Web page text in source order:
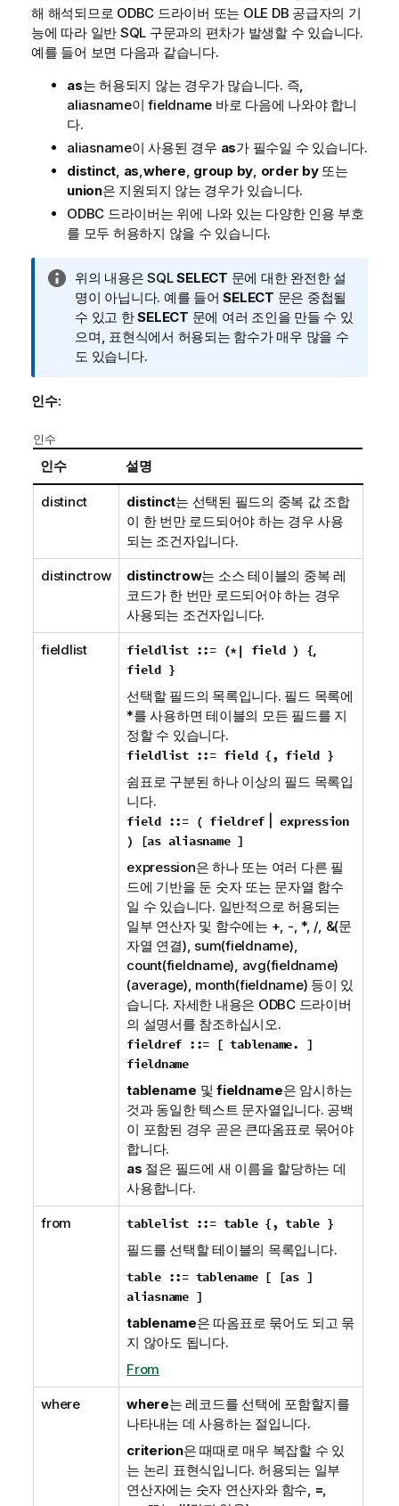
해 해석되므로 ODBC 드라이버 또는 OLE DB 공급자의 기
능에 따라 일반 SQL 구문과의 편차가 발생할 수 있습니다.
예를 들어 보면 다음과 같습니다.
as는 허용되지 않는 경우가 많습니다. 즉,
aliasname이fieldname 바로 다음에 나와야 합니
다.
aliasname이 사용된 경우 as가 필수일 수 있습니다.
distinct, as,where, group by, order by또는
union은 지원되지 않는 경우가 있습니다.
ODBC 드라이버는 위에 나와 있는 다양한 인용 부호
를 모두 허용하지 않을 수 있습니다.
정
보
메
모
위의 내용은 SQLSELECT 문에 대한 완전한 설
명이 아닙니다. 예를 들어SELECT 문은 중첩될
수 있고 한SELECT 문에 여러 조인을 만들 수 있
으며, 표현식에서 허용되는 함수가 매우 많을 수
도 있습니다.
인수:
인수
인수 설명
distinct distinct는 선택된 필드의 중복 값 조합
이 한 번만 로드되어야 하는 경우 사용
되는 조건자입니다.
distinctrow distinctrow는 소스 테이블의 중복 레
코드가 한 번만 로드되어야 하는 경우
사용되는 조건자입니다.
fieldlist fieldlist ::= (*| field ) {,
field }
선택할 필드의 목록입니다. 필드 목록에
*를 사용하면 테이블의 모든 필드를 지
정할 수 있습니다.
fieldlist ::= field {, field }
쉼표로 구분된 하나 이상의 필드 목록입
니다.
field ::= ( fieldref
expression
) [asaliasname ]
expression은 하나 또는 여러 다른 필
드에 기반을 둔 숫자 또는 문자열 함수
일 수 있습니다. 일반적으로 허용되는
일부 연산자 및 함수에는 +, -, *, /, &(문
자열 연결), sum(fieldname),
count(fieldname), avg(fieldname)
(average), month(fieldname) 등이 있
습니다. 자세한 내용은 ODBC드라이버
의 설명서를 참조하십시오.
fieldref ::= [ tablename. ]
fieldname
tablename 및 fieldname은 암시하는
것과 동일한 텍스트 문자열입니다. 공백
이 포함된 경우 곧은 큰따옴표로 묶어야
합니다.
as 절은 필드에 새 이름을 할당하는 데
사용합니다.
from tablelist ::= table {, table }
필드를 선택할 테이블의 목록입니다.
table ::= tablename [ [as]
aliasname ]
tablename은 따옴표로 묶어도 되고 묶
지 않아도 됩니다.
From
where where는 레코드를 선택에 포함할지를
나타내는 데 사용하는 절입니다.
criterion은 때때로 매우 복잡할 수 있
는 논리 표현식입니다. 허용되는 일부
연산자에는 숫자 연산자와 함수, =,